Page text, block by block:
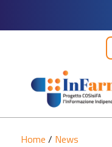
Home / News